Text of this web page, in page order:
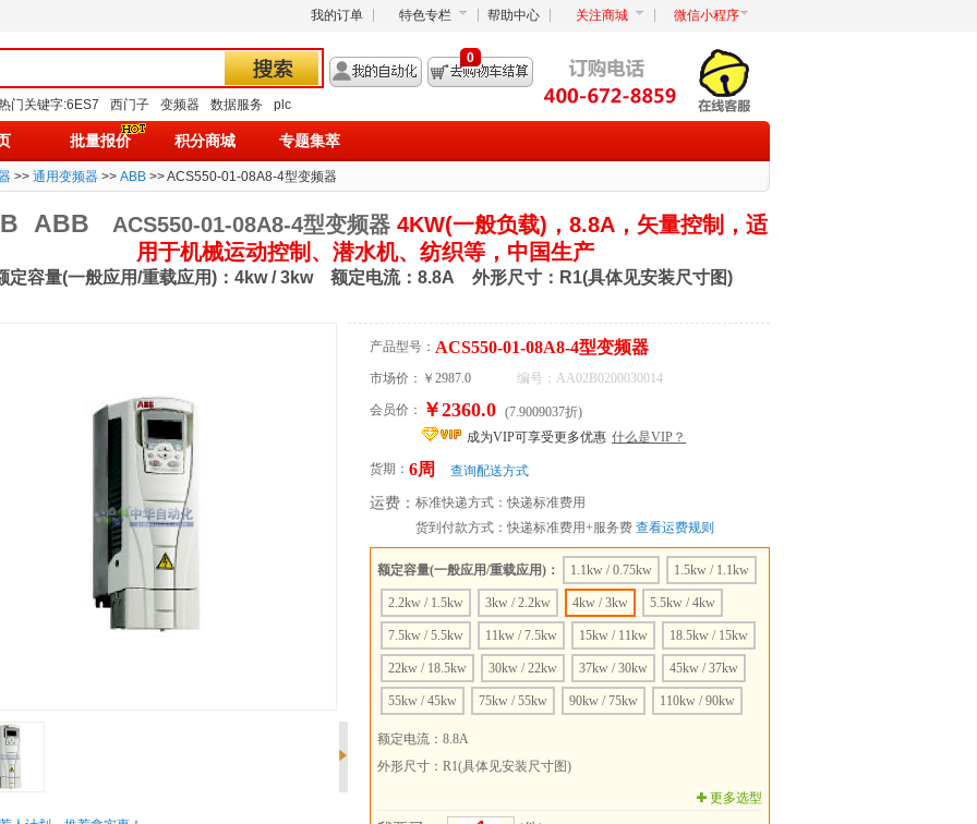
我的订单 特色专栏 帮助中心 关注商城 微信小程序
门关键字:6ES7 西门子 变频器 数据服务 plc
0
批量报价 积分商城 专题集萃
>> 通用变频器 >> ABB >> ACS550-01-08A8-4型变频器
ABB ACS550-01-08A8-4型变频器 4KW(一般负载)，8.8A，矢量控制，适
用于机械运动控制、潜水机、纺织等，中国生产
定容量(一般应用/重载应用)：4kw / 3kw 额定电流：8.8A 外形尺寸：R1(具体见安装尺寸图)
产品型号： ACS550-01-08A8-4型变频器
市场价： ￥2987.0 编号：AA02B0200030014
会员价： ￥2360.0 (7.9009037折)
成为VIP可享受更多优惠 什么是VIP？
货期： 6周 查询配送方式
运费： 标准快递方式：快递标准费用
货到付款方式：快递标准费用+服务费 查看运费规则
额定容量(一般应用/重载应用)： 1.1kw / 0.75kw 1.5kw / 1.1kw
2.2kw / 1.5kw 3kw / 2.2kw 4kw / 3kw 5.5kw / 4kw
7.5kw / 5.5kw 11kw / 7.5kw 15kw / 11kw 18.5kw / 15kw
22kw / 18.5kw 30kw / 22kw 37kw / 30kw 45kw / 37kw
55kw / 45kw 75kw / 55kw 90kw / 75kw 110kw / 90kw
132kw / 110kw
额定电流： 8.8A
外形尺寸： R1(具体见安装尺寸图)
更多选型